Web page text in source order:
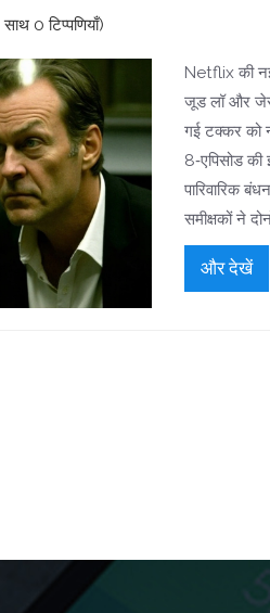
साथ 0 टिप्पणियाँ)
Netflix की
जूड लॉ और
गई टक्कर को
8‑एपिसोड
पारिवारिक
समीक्षकों ने
और देखें